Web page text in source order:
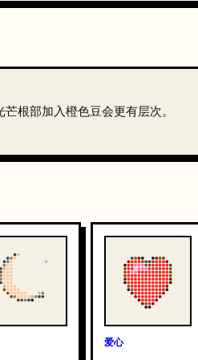
根部加入橙色豆会更有层次。
爱心